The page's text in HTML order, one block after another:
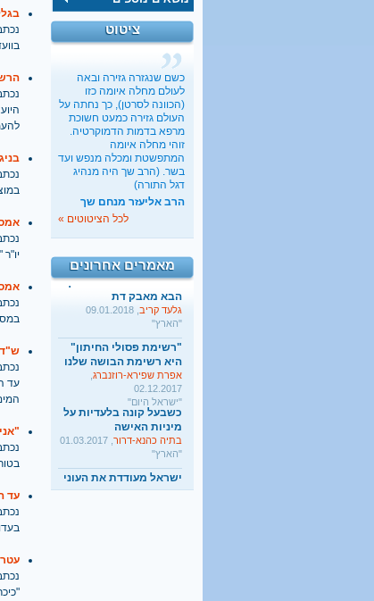
ציטוט
כשם שנגזרה גזירה ובאה
לעולם מחלה איומה כזו
(הכוונה לסרטן), כך נחתה על
העולם גזירה כמעט חשוכת
מרפא בדמות הדמוקרטיה.
זוהי מחלה איומה
המתפשטת ומכלה מנפש ועד
בשר. (הרב שך היה מנהיג
דגל התורה)
הרב אליעזר מנחם שך
לכל הציטוטים »
מאמרים אחרונים
כשבעל קונה בלעדיות על
מיניות האישה
בתיה כהנא-דרור, 01.03.2017
"הארץ"
ישראל מעודדת את העוני
החרדי
שגיא אגמון, 02.01.2018
היו שלום מרכולים. ברוך
הבא מאבק דת
גלעד קריב , 09.01.2018
"הארץ"
"רשימת פסולי החיתון"
היא רשימת הבושה שלנו
אפרת שפירא-רוזנברג,
02.12.2017
"ישראל היום"
כשבעל קונה בלעדיות על
מיניות האישה
בתיה כהנא-דרור
"הארץ"
ישראל מעודדת את העוני
החרדי
שגיא אגמון, 02.01.2018
"TheMarker"
נכתב
נכתב
נכתב
נכתב
נכתב
ש"ד:
נכתב
עד
נכתב
עד
נכתב
נכתב